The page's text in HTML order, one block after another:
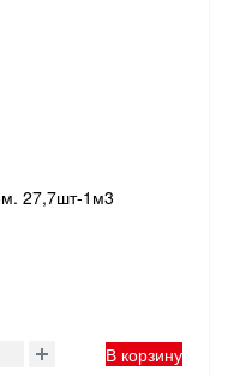
27,7шт-1м3
В корзину